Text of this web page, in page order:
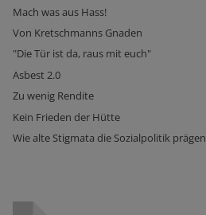
Mach was aus Hass!
Von Kretschmanns Gnaden
"Die Tür ist da, raus mit euch"
Asbest 2.0
Zu wenig Rendite
Kein Frieden der Hütte
Wie alte Stigmata die Sozialpolitik prägen